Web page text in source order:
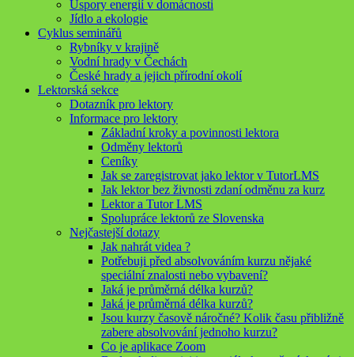
Úspory energií v domácnosti
Jídlo a ekologie
Cyklus seminářů
Rybníky v krajině
Vodní hrady v Čechách
České hrady a jejich přírodní okolí
Lektorská sekce
Dotazník pro lektory
Informace pro lektory
Základní kroky a povinnosti lektora
Odměny lektorů
Ceníky
Jak se zaregistrovat jako lektor v TutorLMS
Jak lektor bez živnosti zdaní odměnu za kurz
Lektor a Tutor LMS
Spolupráce lektorů ze Slovenska
Nejčastejší dotazy
Jak nahrát videa ?
Potřebuji před absolvováním kurzu nějaké
speciální znalosti nebo vybavení?
Jaká je průměrná délka kurzů?
Jaká je průměrná délka kurzů?
Jsou kurzy časově náročné? Kolik času přibližně
zabere absolvování jednoho kurzu?
Co je aplikace Zoom